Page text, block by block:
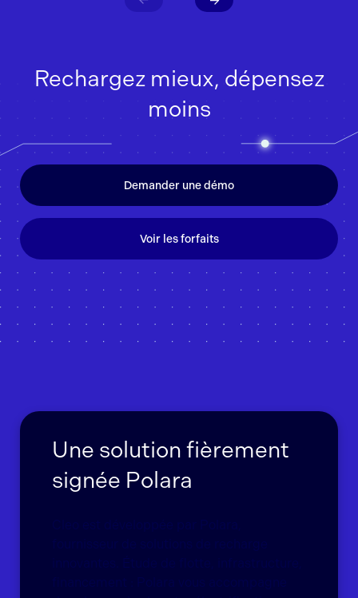
Rechargez mieux, dépensez
moins
Demander une démo
Voir les forfaits
Une solution fièrement
signée Polara